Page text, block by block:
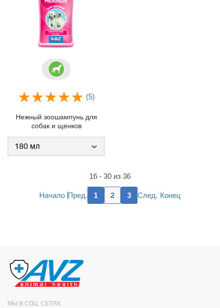
(5)
Нежный зоошампунь для
собак и щенков
16 - 30 из 36
Начало Пред. 1 2 3 След. Конец
МЫ В СОЦ. СЕТЯХ